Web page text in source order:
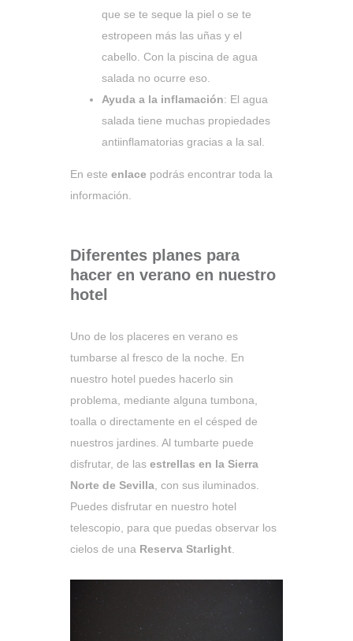
que se te seque la piel o se te
estropeen más las uñas y el
cabello. Con la piscina de agua
salada no ocurre eso.
Ayuda a la inflamación: El agua
salada tiene muchas propiedades
antiinflamatorias gracias a la sal.
En este enlace podrás encontrar toda la
información.
Diferentes planes para
hacer en verano en nuestro
hotel
Uno de los placeres en verano es
tumbarse al fresco de la noche. En
nuestro hotel puedes hacerlo sin
problema, mediante alguna tumbona,
toalla o directamente en el césped de
nuestros jardines. Al tumbarte puede
disfrutar, de las estrellas en la Sierra
Norte de Sevilla , con sus iluminados.
Puedes disfrutar en nuestro hotel
telescopio, para que puedas observar los
cielos de una Reserva Starlight